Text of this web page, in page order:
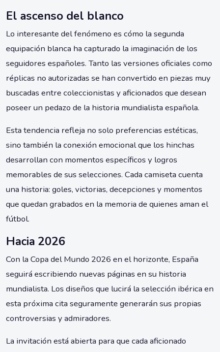
El ascenso del blanco
Lo interesante del fenómeno es cómo la segunda
equipación blanca ha capturado la imaginación de los
seguidores españoles. Tanto las versiones oficiales como
réplicas no autorizadas se han convertido en piezas muy
buscadas entre coleccionistas y aficionados que desean
poseer un pedazo de la historia mundialista española.
Esta tendencia refleja no solo preferencias estéticas,
sino también la conexión emocional que los hinchas
desarrollan con momentos específicos y logros
memorables de sus selecciones. Cada camiseta cuenta
una historia: goles, victorias, decepciones y momentos
que quedan grabados en la memoria de quienes aman el
fútbol.
Hacia 2026
Con la Copa del Mundo 2026 en el horizonte, España
seguirá escribiendo nuevas páginas en su historia
mundialista. Los diseños que lucirá la selección ibérica en
esta próxima cita seguramente generarán sus propias
controversias y admiradores.
La invitación está abierta para que cada aficionado